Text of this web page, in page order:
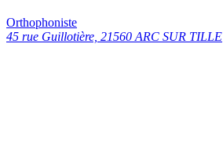
Orthophoniste
45 rue Guillotière, 21560 ARC SUR TILLE